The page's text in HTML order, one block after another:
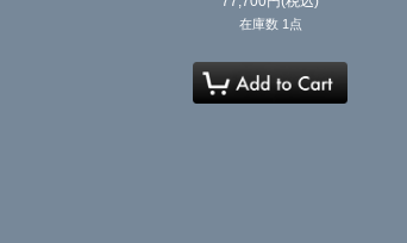
在庫数 1点